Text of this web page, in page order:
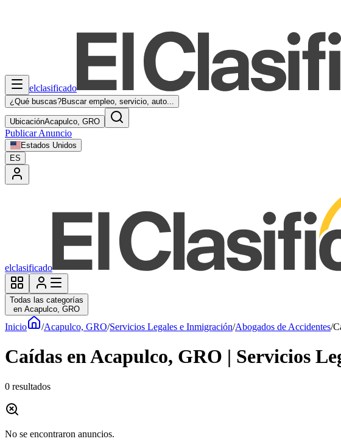
elclasificado
¿Qué buscas?Buscar empleo, servicio, auto...
UbicaciónAcapulco, GRO
Publicar Anuncio
Estados Unidos
ES
elclasificado
Todas las categorías
en Acapulco, GRO
Inicio /Acapulco, GRO/Servicios Legales e Inmigración/Abogados de Accidentes/
Caídas en Acapulco, GRO | Servicios
0 resultados
No se encontraron anuncios.